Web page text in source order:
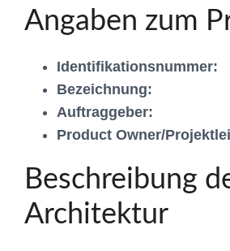
Angaben zum
Identifikationsnummer:
Bezeichnung:
Auftraggeber:
Product Owner/
Beschreibung
Architektur